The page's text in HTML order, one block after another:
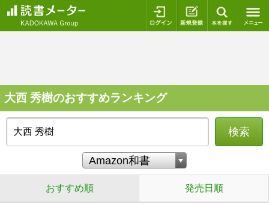
ログイン 新規登録
大西 秀樹のおすすめランキング
検索
おすすめ順 発売日順